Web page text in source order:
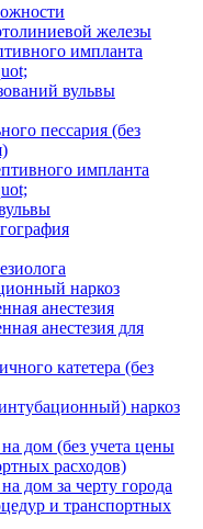
железы
импланта
вульвы
пессария (без
импланта
наркоз
анестезия
анестезия для
катетера (без
наркоз
дом (без учета цены
расходов)
дом за черту города
и транспортных